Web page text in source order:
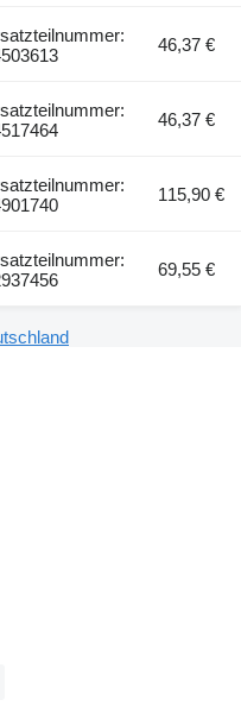
46,37 €
46,37 €
115,90 €
69,55 €